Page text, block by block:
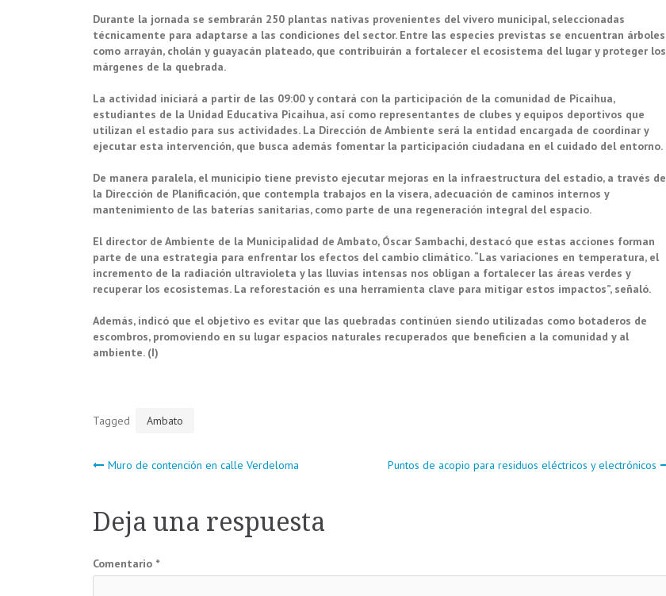
Durante la jornada se sembrarán 250 plantas nativas provenientes del vivero municipal, seleccionadas
técnicamente para adaptarse a las condiciones del sector. Entre las especies previstas se encuentran árboles
como arrayán, cholán y guayacán plateado, que contribuirán a fortalecer el ecosistema del lugar y proteger los
márgenes de la quebrada.
La actividad iniciará a partir de las 09:00 y contará con la participación de la comunidad de Picaihua,
estudiantes de la Unidad Educativa Picaihua, así como representantes de clubes y equipos deportivos que
utilizan el estadio para sus actividades. La Dirección de Ambiente será la entidad encargada de coordinar y
ejecutar esta intervención, que busca además fomentar la participación ciudadana en el cuidado del entorno.
De manera paralela, el municipio tiene previsto ejecutar mejoras en la infraestructura del estadio, a través de
la Dirección de Planificación, que contempla trabajos en la visera, adecuación de caminos internos y
mantenimiento de las baterías sanitarias, como parte de una regeneración integral del espacio.
El director de Ambiente de la Municipalidad de Ambato, Óscar Sambachi, destacó que estas acciones forman
parte de una estrategia para enfrentar los efectos del cambio climático. “Las variaciones en temperatura, el
incremento de la radiación ultravioleta y las lluvias intensas nos obligan a fortalecer las áreas verdes y
recuperar los ecosistemas. La reforestación es una herramienta clave para mitigar estos impactos”, señaló.
Además, indicó que el objetivo es evitar que las quebradas continúen siendo utilizadas como botaderos de
escombros, promoviendo en su lugar espacios naturales recuperados que beneficien a la comunidad y al
ambiente. (I)
Tagged Ambato
Navegación
de
entradas
Muro de contención en calle Verdeloma Puntos de acopio para residuos eléctricos y electrónicos
Deja una respuesta
Comentario *